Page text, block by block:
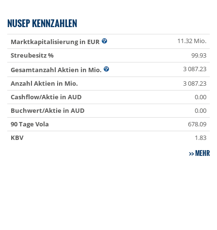
NUSEP KENNZAHLEN
Marktkapitalisierung in EUR
11.32 Mio.
Streubesitz %
99.93
Gesamtanzahl Aktien in Mio.
3 087.23
Anzahl Aktien in Mio.
3 087.23
Cashflow/Aktie in AUD
0.00
Buchwert/Aktie in AUD
0.00
90 Tage Vola
678.09
KBV
1.83
MEHR